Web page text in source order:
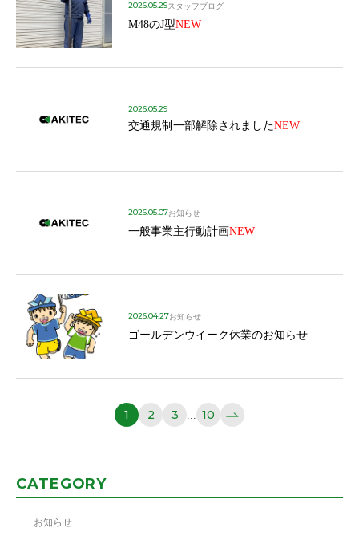
2026.05.29スタッフブログ
M48のJ型NEW
2026.05.29
交通規制一部解除されましたNEW
2026.05.07お知らせ
一般事業主行動計画NEW
2026.04.27お知らせ
ゴールデンウイーク休業のお知らせ
1 2 3 10
CATEGORY
お知らせ